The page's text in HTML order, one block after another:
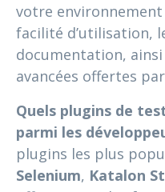
votre
facilité d’utilisation,
documentation,
avancées offertes
Quels plugins de
parmi les
plugins les plus
Selenium, Katalon